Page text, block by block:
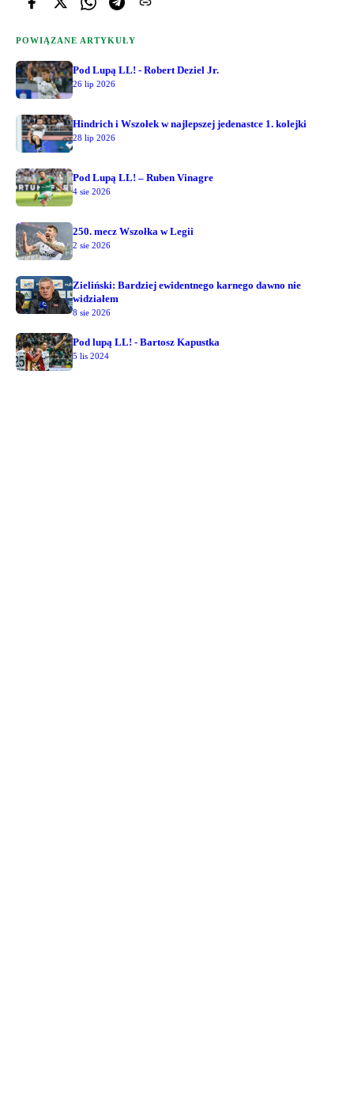
POWIĄZANE ARTYKUŁY
Pod Lupą LL! - Robert Deziel Jr.
26 lip 2026
Hindrich i Wszołek w najlepszej jedenastce 1. kolejki
28 lip 2026
Pod Lupą LL! – Ruben Vinagre
4 sie 2026
250. mecz Wszołka w Legii
2 sie 2026
Zieliński: Bardziej ewidentnego karnego dawno nie
widziałem
8 sie 2026
Pod lupą LL! - Bartosz Kapustka
5 lis 2024